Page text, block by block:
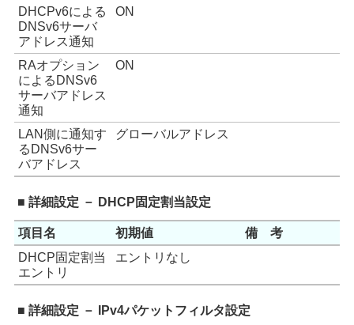
DHCPv6による
DNSv6サーバ
アドレス通知
ON
RAオプション
によるDNSv6
サーバアドレス
通知
ON
LAN側に通知す
るDNSv6サー
バアドレス
グローバルアドレス
■ 詳細設定 － DHCP固定割当設定
項目名 初期値
備 考
DHCP固定割当
エントリ
エントリなし
■ 詳細設定 － IPv4パケットフィルタ設定